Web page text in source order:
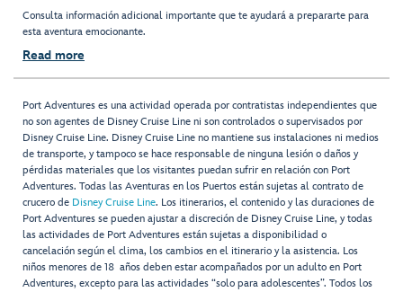
Consulta información adicional importante que te ayudará a prepararte para
esta aventura emocionante.
Read more
Port Adventures es una actividad operada por contratistas independientes que
no son agentes de Disney Cruise Line ni son controlados o supervisados por
Disney Cruise Line. Disney Cruise Line no mantiene sus instalaciones ni medios
de transporte, y tampoco se hace responsable de ninguna lesión o daños y
pérdidas materiales que los visitantes puedan sufrir en relación con Port
Adventures. Todas las Aventuras en los Puertos están sujetas al contrato de
crucero de Disney Cruise Line. Los itinerarios, el contenido y las duraciones de
Port Adventures se pueden ajustar a discreción de Disney Cruise Line, y todas
las actividades de Port Adventures están sujetas a disponibilidad o
cancelación según el clima, los cambios en el itinerario y la asistencia. Los
niños menores de 18 años deben estar acompañados por un adulto en Port
Adventures, excepto para las actividades “solo para adolescentes”. Todos los